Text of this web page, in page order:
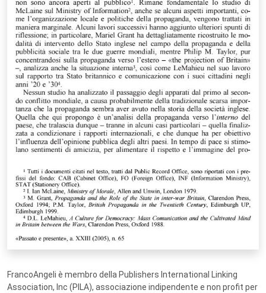
FrancoAngeli è membro della Publishers International Linking
Association, Inc (PILA), associazione indipendente e non profit per